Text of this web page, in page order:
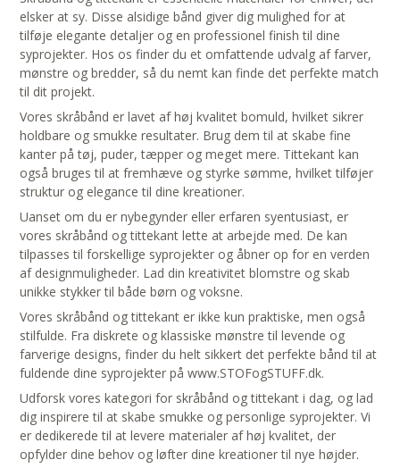
elsker at sy. Disse alsidige bånd giver dig mulighed for at
tilføje elegante detaljer og en professionel finish til dine
syprojekter. Hos os finder du et omfattende udvalg af farver,
mønstre og bredder, så du nemt kan finde det perfekte match
til dit projekt.
Vores skråbånd er lavet af høj kvalitet bomuld, hvilket sikrer
holdbare og smukke resultater. Brug dem til at skabe fine
kanter på tøj, puder, tæpper og meget mere. Tittekant kan
også bruges til at fremhæve og styrke sømme, hvilket tilføjer
struktur og elegance til dine kreationer.
Uanset om du er nybegynder eller erfaren syentusiast, er
vores skråbånd og tittekant lette at arbejde med. De kan
tilpasses til forskellige syprojekter og åbner op for en verden
af designmuligheder. Lad din kreativitet blomstre og skab
unikke stykker til både børn og voksne.
Vores skråbånd og tittekant er ikke kun praktiske, men også
stilfulde. Fra diskrete og klassiske mønstre til levende og
farverige designs, finder du helt sikkert det perfekte bånd til at
fuldende dine syprojekter på www.STOFogSTUFF.dk.
Udforsk vores kategori for skråbånd og tittekant i dag, og lad
dig inspirere til at skabe smukke og personlige syprojekter. Vi
er dedikerede til at levere materialer af høj kvalitet, der
opfylder dine behov og løfter dine kreationer til nye højder.